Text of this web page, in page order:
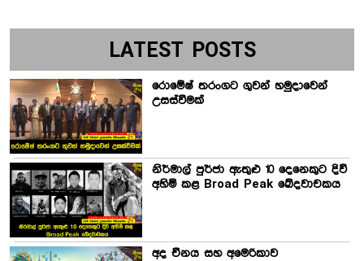
LATEST POSTS
රොමේෂ් තරංගට ගුවන් හමුදාවෙන්
උසස්වීමක්
නිර්මාල් පුර්ජා ඇතුළු 10 දෙනෙකුට දිවි
අහිමි කළ Broad Peak ඛේදවාචකය
අද චීනය සහ අමෙරිකාව